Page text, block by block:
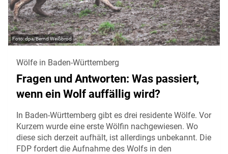
dpa/Bernd Weißbrod
Wölfe in Baden-Württemberg
Fragen und Antworten: Was passiert,
wenn ein Wolf auffällig wird?
In Baden-Württemberg gibt es drei residente Wölfe. Vor
Kurzem wurde eine erste Wölfin nachgewiesen. Wo
diese sich derzeit aufhält, ist allerdings unbekannt. Die
FDP fordert die Aufnahme des Wolfs in den